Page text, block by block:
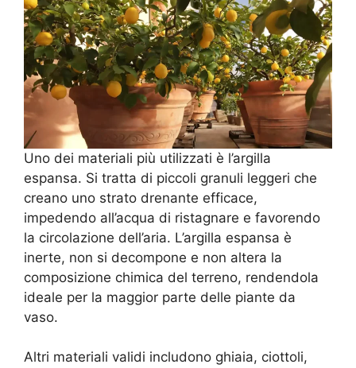
Uno dei materiali più utilizzati è l’argilla
espansa. Si tratta di piccoli granuli leggeri che
creano uno strato drenante efficace,
impedendo all’acqua di ristagnare e favorendo
la circolazione dell’aria. L’argilla espansa è
inerte, non si decompone e non altera la
composizione chimica del terreno, rendendola
ideale per la maggior parte delle piante da
vaso.
Altri materiali validi includono ghiaia, ciottoli,